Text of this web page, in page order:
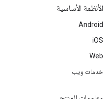
الأنظمة الأساسية
Android
iOS
Web
خدمات ويب